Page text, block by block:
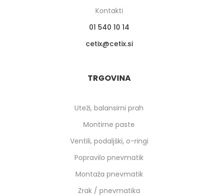
Kontakti
01 540 10 14
cetix
cetix.si
TRGOVINA
Uteži, balansirni prah
Montirne paste
Ventili, podaljški, o-ringi
Popravilo pnevmatik
Montaža pnevmatik
Zrak / pnevmatika